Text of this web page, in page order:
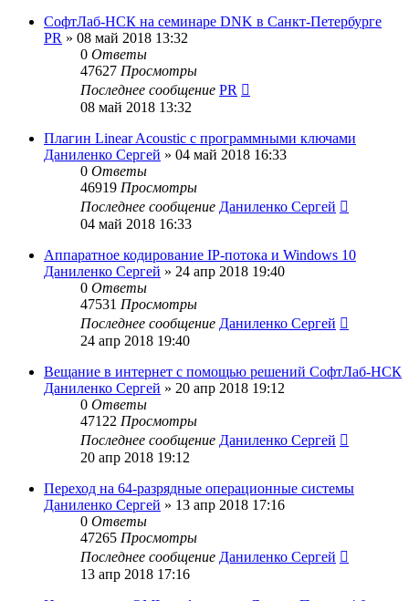
СофтЛаб-НСК на семинаре DNK в Санкт-Петербурге
PR » 08 май 2018 13:32
0 Ответы
47627 Просмотры
Последнее сообщение PR
08 май 2018 13:32
Плагин Linear Acoustic с программными ключами
Даниленко Сергей » 04 май 2018 16:33
0 Ответы
46919 Просмотры
Последнее сообщение Даниленко Сергей
04 май 2018 16:33
Аппаратное кодирование IP-потока и Windows 10
Даниленко Сергей » 24 апр 2018 19:40
0 Ответы
47531 Просмотры
Последнее сообщение Даниленко Сергей
24 апр 2018 19:40
Вещание в интернет с помощью решений СофтЛаб-НСК
Даниленко Сергей » 20 апр 2018 19:12
0 Ответы
47122 Просмотры
Последнее сообщение Даниленко Сергей
20 апр 2018 19:12
Переход на 64-разрядные операционные системы
Даниленко Сергей » 13 апр 2018 17:16
0 Ответы
47265 Просмотры
Последнее сообщение Даниленко Сергей
13 апр 2018 17:16